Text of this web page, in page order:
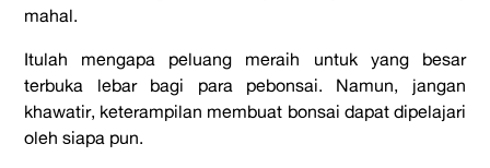
mahal.
Itulah mengapa peluang meraih untuk yang besar
terbuka lebar bagi para pebonsai. Namun, jangan
khawatir, keterampilan membuat bonsai dapat dipelajari
oleh siapa pun.